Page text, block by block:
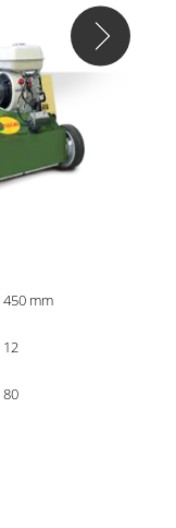
450 mm
12
80